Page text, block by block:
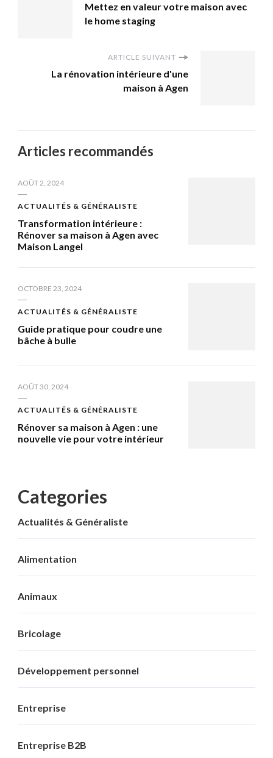
Mettez en valeur votre maison avec
le home staging
ARTICLE SUIVANT
La rénovation intérieure d'une
maison à Agen
Articles recommandés
AOÛT 2, 2024
ACTUALITÉS & GÉNÉRALISTE
Transformation intérieure :
Rénover sa maison à Agen avec
Maison Langel
OCTOBRE 23, 2024
ACTUALITÉS & GÉNÉRALISTE
Guide pratique pour coudre une
bâche à bulle
AOÛT 30, 2024
ACTUALITÉS & GÉNÉRALISTE
Rénover sa maison à Agen : une
nouvelle vie pour votre intérieur
Categories
Actualités & Généraliste
Alimentation
Animaux
Bricolage
Développement personnel
Entreprise
Entreprise B2B